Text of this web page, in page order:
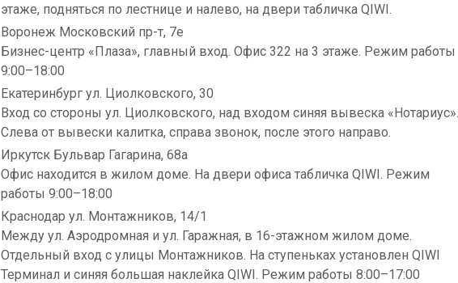
этаже, подняться по лестнице и налево, на двери табличка QIWI.
Воронеж Московский пр-т, 7е
Бизнес-центр «Плаза», главный вход. Офис 322 на 3 этаже. Режим работы
9:00–18:00
Екатеринбург ул. Циолковского, 30
Вход со стороны ул. Циолковского, над входом синяя вывеска «Нотариус».
Слева от вывески калитка, справа звонок, после этого направо.
Иркутск Бульвар Гагарина, 68а
Офис находится в жилом доме. На двери офиса табличка QIWI. Режим
работы 9:00–18:00
Краснодар ул. Монтажников, 14/1
Между ул. Аэродромная и ул. Гаражная, в 16-этажном жилом доме.
Отдельный вход с улицы Монтажников. На ступеньках установлен QIWI
Терминал и синяя большая наклейка QIWI. Режим работы 8:00–17:00